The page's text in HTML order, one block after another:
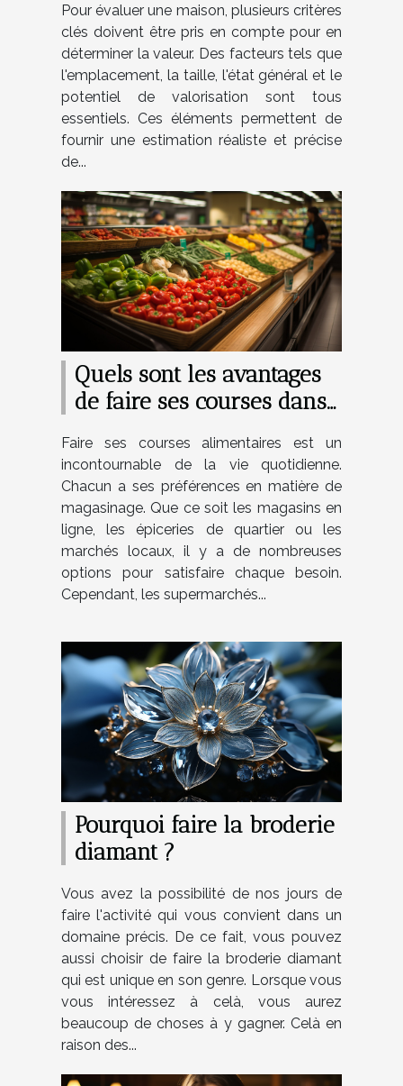
maison
Pour évaluer une maison, plusieurs critères
clés doivent être pris en compte pour en
déterminer la valeur. Des facteurs tels que
l'emplacement, la taille, l'état général et le
potentiel de valorisation sont tous
essentiels. Ces éléments permettent de
fournir une estimation réaliste et précise
de...
Quels sont les avantages
de faire ses courses dans
Faire ses courses alimentaires est un
incontournable de la vie quotidienne.
Chacun a ses préférences en matière de
magasinage. Que ce soit les magasins en
ligne, les épiceries de quartier ou les
marchés locaux, il y a de nombreuses
options pour satisfaire chaque besoin.
Cependant, les supermarchés...
Pourquoi faire la broderie
diamant ?
Vous avez la possibilité de nos jours de
faire l'activité qui vous convient dans un
domaine précis. De ce fait, vous pouvez
aussi choisir de faire la broderie diamant
qui est unique en son genre. Lorsque vous
vous intéressez à celà, vous aurez
beaucoup de choses à y gagner. Celà en
raison des...